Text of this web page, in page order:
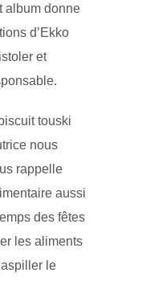
album donne
d’Ekko
et
touski
nous
rappelle
aussi
des fêtes
les aliments
le